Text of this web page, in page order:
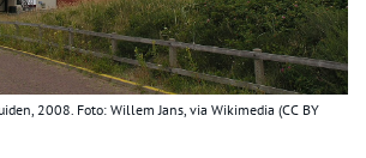
2008. Foto: Willem Jans, via Wikimedia (CC BY